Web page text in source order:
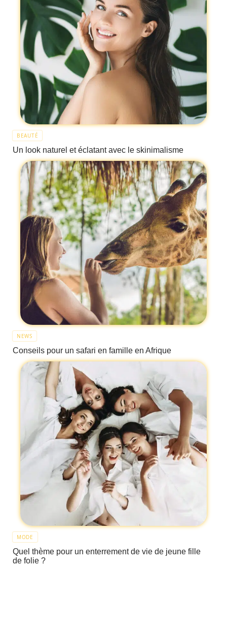
BEAUTÉ
Un look naturel et éclatant avec le skinimalisme
NEWS
Conseils pour un safari en famille en Afrique
MODE
Quel thème pour un enterrement de vie de jeune fille
de folie ?